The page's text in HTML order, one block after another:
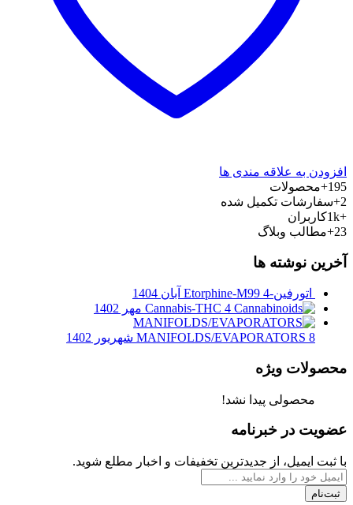
افزودن به علاقه مندی ها
195+
محصولات
2+
سفارشات تکمیل شده
+1k
کاربران
23+
مطالب وبلاگ
آخرین نوشته ها
اتورفین-Etorphine-M994 آبان 1404
Cannabis-THC 4 مهر 1402
MANIFOLDS/EVAPORATORS 8 شهریور 1402
محصولات ویژه
محصولی پیدا نشد!
عضویت در خبرنامه
با ثبت ایمیل، از جدید‌ترین تخفیفات و اخبار مطلع شوید.
ثبت‌نام